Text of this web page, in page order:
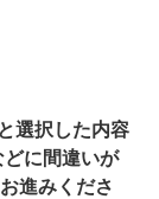
選択した内容
に間違いが
進みくださ